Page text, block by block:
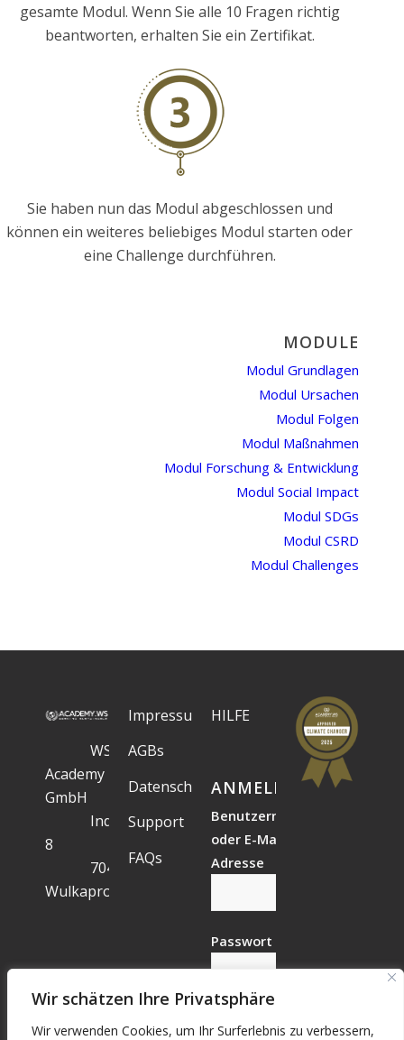
Wir schätzen Ihre Privatsphäre
Wir verwenden Cookies, um Ihr Surferlebnis zu verbessern,
gesamte Modul. Wenn Sie alle 10 Fragen richtig
beantworten, erhalten Sie ein Zertifikat.
Sie haben nun das Modul abgeschlossen und
können ein weiteres beliebiges Modul starten oder
eine Challenge durchführen.
MODULE
Modul Grundlagen
Modul Ursachen
Modul Folgen
Modul Maßnahmen
Modul Forschung & Entwicklung
Modul Social Impact
Modul SDGs
Modul CSRD
Modul Challenges
WS
Academy
GmbH
Industriegelände
8
7041
Wulkaprodersdorf
Impressum
AGBs
Datenschutz
Support
FAQs
HILFE
ANMELDESTATUS
Benutzername
oder E-Mail-
Adresse
Passwort